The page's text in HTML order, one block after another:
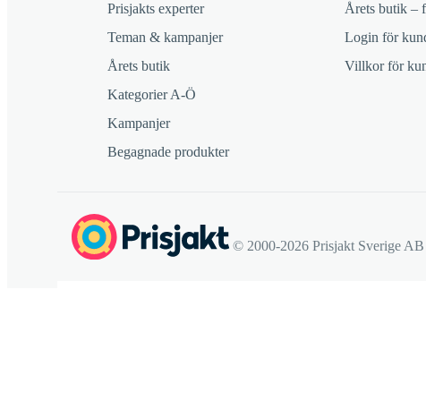
Prisjakts experter
Teman & kampanjer
Årets butik
Kategorier A-Ö
Kampanjer
Begagnade produkter
Årets butik –
Login för
Villkor för
© 2000-2026 Prisjakt Sverige AB